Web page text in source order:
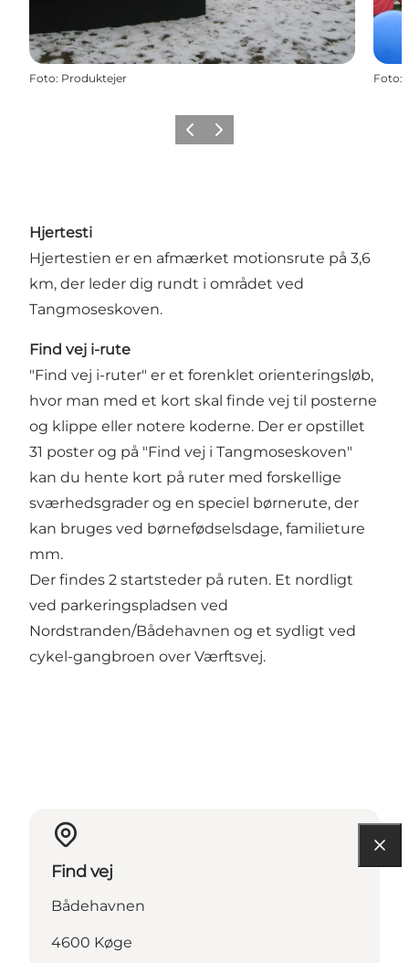
Foto: Produktejer Foto:
Forrige billede
Næste billede
Hjertesti
Hjertestien er en afmærket motionsrute på 3,6
km, der leder dig rundt i området ved
Tangmoseskoven.
Find vej i-rute
"Find vej i-ruter" er et forenklet orienteringsløb,
hvor man med et kort skal finde vej til posterne
og klippe eller notere koderne. Der er opstillet
31 poster og på "Find vej i Tangmoseskoven"
kan du hente kort på ruter med forskellige
sværhedsgrader og en speciel børnerute, der
kan bruges ved børnefødselsdage, familieture
mm.
Der findes 2 startsteder på ruten. Et nordligt
ved parkeringspladsen ved
Nordstranden/Bådehavnen og et sydligt ved
cykel-gangbroen over Værftsvej.
Find vej
Bådehavnen
4600 Køge